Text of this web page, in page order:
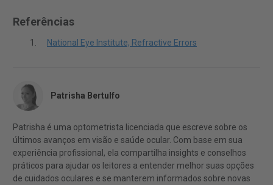
Referências
National Eye Institute, Refractive Errors
Patrisha Bertulfo
Patrisha é uma optometrista licenciada que escreve sobre os
últimos avanços em visão e saúde ocular. Com base em sua
experiência profissional, ela compartilha insights e conselhos
práticos para ajudar os leitores a entender melhor suas opções
de cuidados oculares e se manterem informados sobre novas